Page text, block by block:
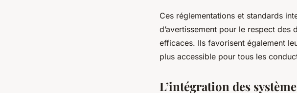
Ces réglementations et standards
d’avertissement pour le respect des
efficaces. Ils favorisent également
plus accessible pour tous les
L’intégration des